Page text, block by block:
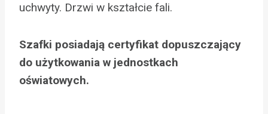
uchwyty. Drzwi w kształcie fali.
Szafki posiadają certyfikat dopuszczający
do użytkowania w jednostkach
oświatowych.